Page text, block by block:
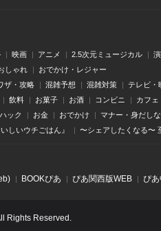
映画 アニメ 2.5次元ミュージカル
しゃれ おでかけ・レジャー
ザ・攻略 混雑予想 混雑対策 テレビ・
飲料 お菓子 お酒 コンビニ カフェ
ック お金 おでかけ マナー・身だし
しいウチごはん』 〜シェアしたくなる〜
BOOKぴあ ぴあ関⻄版WEB ぴ
Rights Reserved.